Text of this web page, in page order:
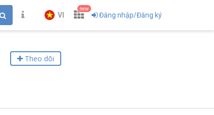
VI
new
Đăng nhập/Đăng ký
Theo dõi